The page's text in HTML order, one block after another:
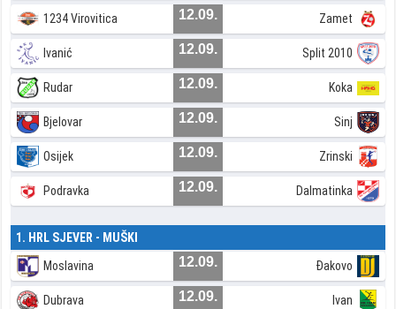
1234 Virovitica 12.09. Zamet
Ivanić 12.09. Split 2010
Rudar 12.09. Koka
Bjelovar 12.09. Sinj
Osijek 12.09. Zrinski
Podravka 12.09. Dalmatinka
1. HRL SJEVER - MUŠKI
Moslavina 12.09. Đakovo
Dubrava 12.09. Ivan